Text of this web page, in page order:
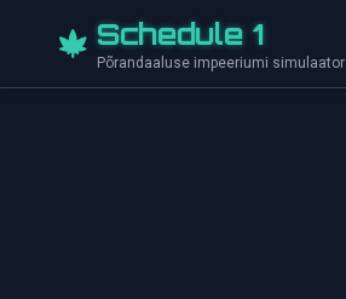
Schedule 1
Põrandaaluse impeeriumi simulaator